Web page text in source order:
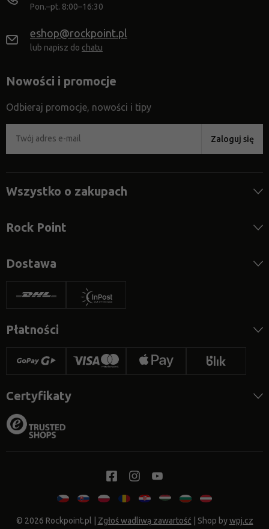
Pon.–pt. 8:00–16:30
eshop@rockpoint.pl
lub napisz do chatu
Nowości i promocje
Odbieraj promocje, nowości i tipy
Zaloguj się
Wszystko o zakupach
Rock Point
Dostawa
Płatności
Certyfikaty
© 2026 Rockpoint.pl Zgłoś wadliwą zawartość | Shop bywpj.cz